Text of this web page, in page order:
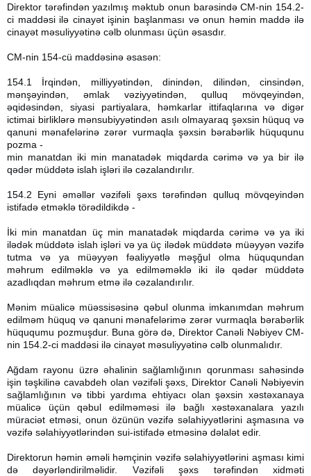
Direktor tərəfindən yazılmış məktub onun barəsində CM-nin 154.2-
ci maddəsi ilə cinayət işinin başlanması və onun həmin maddə ilə
cinayət məsuliyyətinə cəlb olunması üçün əsasdır.
CM-nin 154-cü maddəsinə əsasən:
154.1 İrqindən, milliyyətindən, dinindən, dilindən, cinsindən,
mənşəyindən, əmlak vəziyyətindən, qulluq mövqeyindən,
əqidəsindən, siyasi partiyalara, həmkarlar ittifaqlarına və digər
ictimai birliklərə mənsubiyyətindən asılı olmayaraq şəxsin hüquq və
qanuni mənafelərinə zərər vurmaqla şəxsin bərabərlik hüququnu
pozma -
min manatdan iki min manatadək miqdarda cərimə və ya bir ilə
qədər müddətə islah işləri ilə cəzalandırılır.
154.2 Eyni əməllər vəzifəli şəxs tərəfindən qulluq mövqeyindən
istifadə etməklə törədildikdə -
İki min manatdan üç min manatadək miqdarda cərimə və ya iki
ilədək müddətə islah işləri və ya üç ilədək müddətə müəyyən vəzifə
tutma və ya müəyyən fəaliyyətlə məşğul olma hüququndan
məhrum edilməklə və ya edilməməklə iki ilə qədər müddətə
azadlıqdan məhrum etmə ilə cəzalandırılır.
Mənim müalicə müəssisəsinə qəbul olunma imkanımdan məhrum
edilməm hüquq və qanuni mənafelərimə zərər vurmaqla bərabərlik
hüququmu pozmuşdur. Buna görə də, Direktor Canəli Nəbiyev CM-
nin 154.2-ci maddəsi ilə cinayət məsuliyyətinə cəlb olunmalıdır.
Ağdam rayonu üzrə əhalinin sağlamlığının qorunması sahəsində
işin təşkilinə cavabdeh olan vəzifəli şəxs, Direktor Canəli Nəbiyevin
sağlamlığının və tibbi yardıma ehtiyacı olan şəxsin xəstəxanaya
müalicə üçün qəbul edilməməsi ilə bağlı xəstəxanalara yazılı
müraciət etməsi, onun özünün vəzifə səlahiyyətlərini aşmasına və
vəzifə səlahiyyətlərindən sui-istifadə etməsinə dəlalət edir.
Direktorun həmin əməli həmçinin vəzifə səlahiyyətlərini aşması kimi
də dəyərləndirilməlidir. Vəzifəli şəxs tərəfindən xidməti